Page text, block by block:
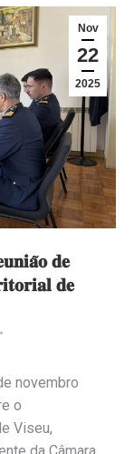
Nov
22
2025
𝐝𝐞
𝐝𝐞
novembro
o
Viseu,